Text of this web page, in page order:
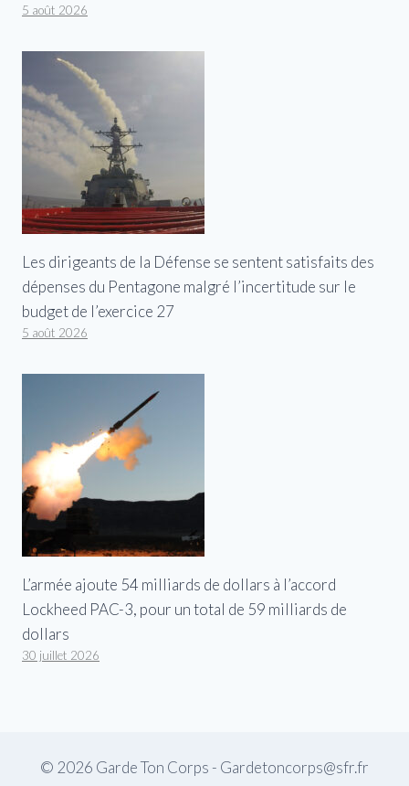
5 août 2026
Les dirigeants de la Défense se sentent satisfaits des
dépenses du Pentagone malgré l’incertitude sur le
budget de l’exercice 27
5 août 2026
L’armée ajoute 54 milliards de dollars à l’accord
Lockheed PAC-3, pour un total de 59 milliards de
dollars
30 juillet 2026
© 2026 Garde Ton Corps - Gardetoncorps@sfr.fr